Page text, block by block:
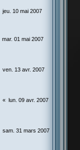
jeu. 10 mai 2007
mar. 01 mai 2007
ven. 13 avr. 2007
«
lun. 09 avr. 2007
sam. 31 mars 2007